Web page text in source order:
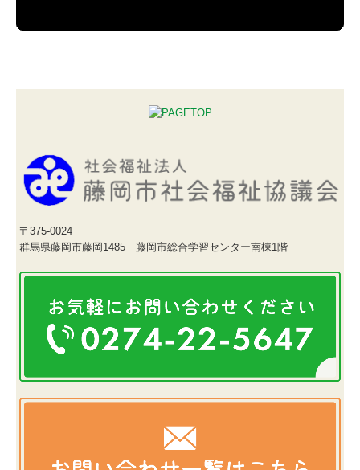
〒375-0024
群馬県藤岡市藤岡1485 藤岡市総合学習センター南棟1階